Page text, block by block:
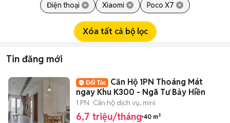
Điện thoại Xiaomi Poco X7
Xóa tất cả bộ lọc
Tin đăng mới
Căn Hộ 1PN Thoáng Mát
ngay Khu K300 - Ngã Tư Bảy Hiền
1 PN Căn hộ dịch vụ, mini
6,7 triệu/tháng 40 m²